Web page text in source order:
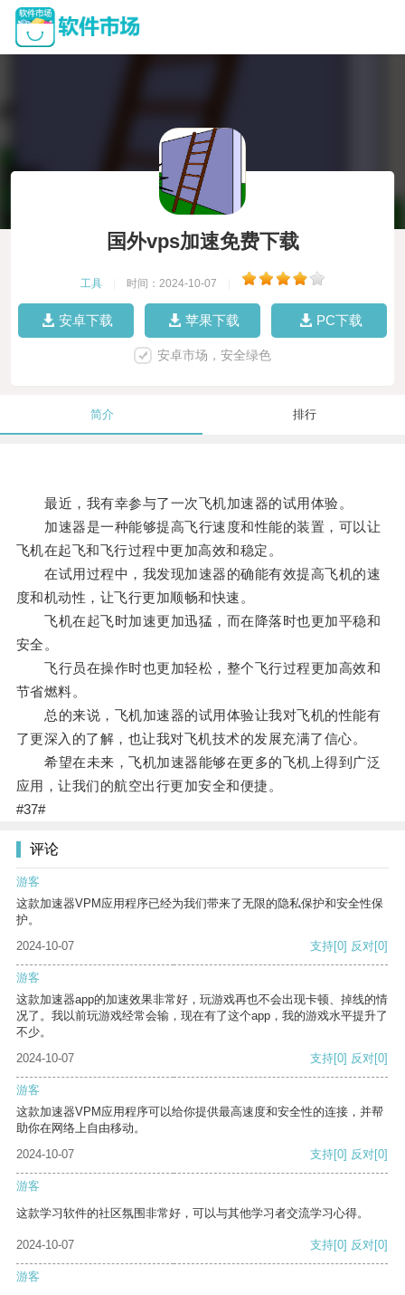
国外vps加速免费下载
工具 时间：2024-10-07
安卓下载 苹果下载 PC下载
安卓市场，安全绿色
简介 排行
最近，我有幸参与了一次飞机加速器的试用体验。
加速器是一种能够提高飞行速度和性能的装置，可以让
飞机在起飞和飞行过程中更加高效和稳定。
在试用过程中，我发现加速器的确能有效提高飞机的速
度和机动性，让飞行更加顺畅和快速。
飞机在起飞时加速更加迅猛，而在降落时也更加平稳和
安全。
飞行员在操作时也更加轻松，整个飞行过程更加高效和
节省燃料。
总的来说，飞机加速器的试用体验让我对飞机的性能有
了更深入的了解，也让我对飞机技术的发展充满了信心。
希望在未来，飞机加速器能够在更多的飞机上得到广泛
应用，让我们的航空出行更加安全和便捷。
#37#
评论
游客
这款加速器VPM应用程序已经为我们带来了无限的隐私保护和安全性保
护。
2024-10-07
支持[0] 反对[0]
游客
这款加速器app的加速效果非常好，玩游戏再也不会出现卡顿、掉线的情
况了。我以前玩游戏经常会输，现在有了这个app，我的游戏水平提升了
不少。
2024-10-07
支持[0] 反对[0]
游客
这款加速器VPM应用程序可以给你提供最高速度和安全性的连接，并帮
助你在网络上自由移动。
2024-10-07
支持[0] 反对[0]
游客
这款学习软件的社区氛围非常好，可以与其他学习者交流学习心得。
2024-10-07 支持[0] 反对[0]
游客